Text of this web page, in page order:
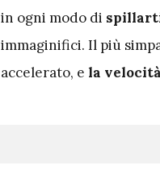
in ogni modo di
immaginifici. Il più
accelerato, e la